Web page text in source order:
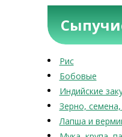
Рис
Бобовые
Индийские
Зерно,
Лапша и